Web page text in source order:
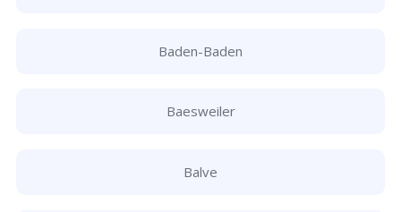
Baden-Baden
Baesweiler
Balve